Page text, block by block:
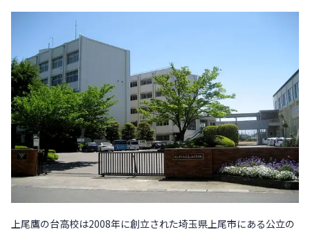
上尾鷹の台高校は2008年に創立された埼玉県上尾市にある公立の